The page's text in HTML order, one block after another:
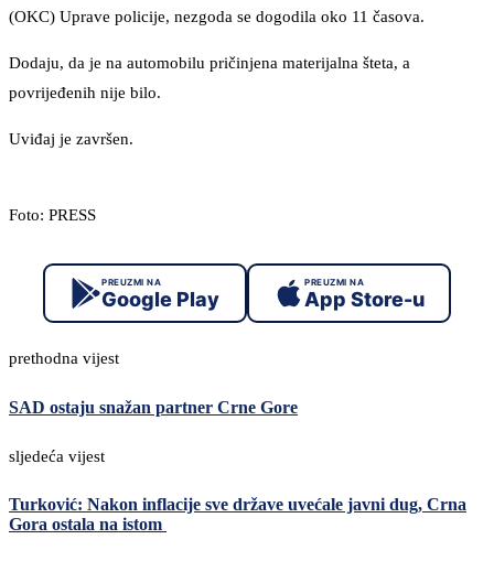
(OKC) Uprave policije, nezgoda se dogodila oko 11 časova.
Dodaju, da je na automobilu pričinjena materijalna šteta, a
povrijeđenih nije bilo.
Uviđaj je završen.
Foto: PRESS
PREUZMI NA
Google Play
PREUZMI NA
App Store-u
prethodna vijest
SAD ostaju snažan partner Crne Gore
sljedeća vijest
Turković: Nakon inflacije sve države uvećale javni dug, Crna
Gora ostala na istom